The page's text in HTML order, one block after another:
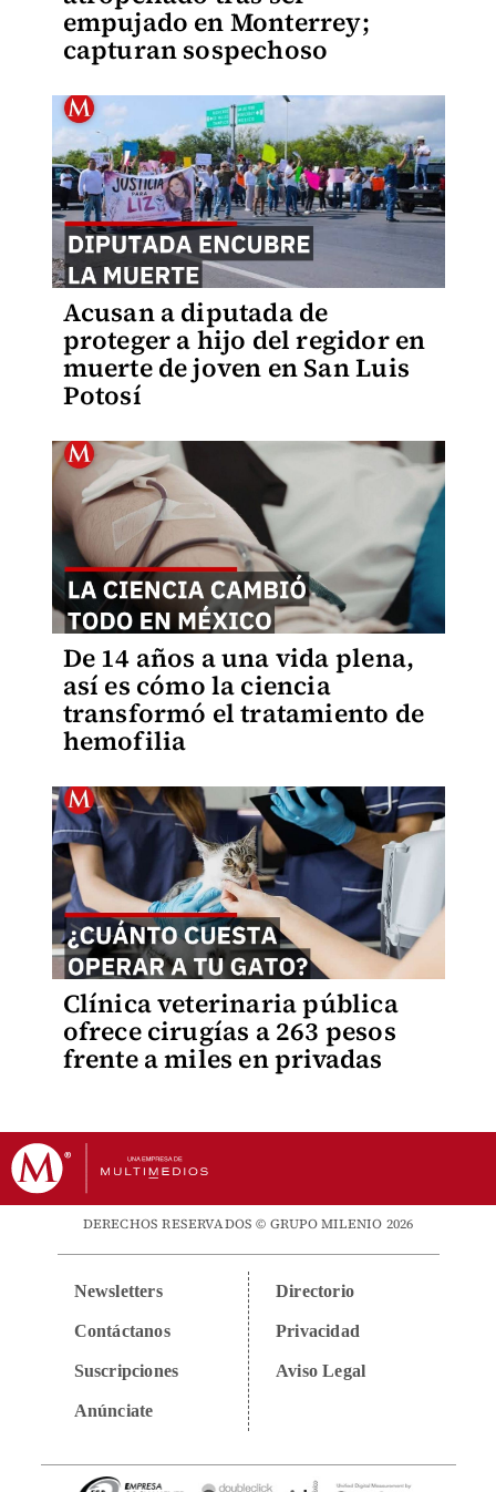
empujado en Monterrey;
capturan sospechoso
Acusan a diputada de
proteger a hijo del regidor en
muerte de joven en San Luis
Potosí
De 14 años a una vida plena,
así es cómo la ciencia
transformó el tratamiento de
hemofilia
Clínica veterinaria pública
ofrece cirugías a 263 pesos
frente a miles en privadas
DERECHOS RESERVADOS © GRUPO MILENIO 2026
Newsletters
Contáctanos
Suscripciones
Anúnciate
Directorio
Privacidad
Aviso Legal